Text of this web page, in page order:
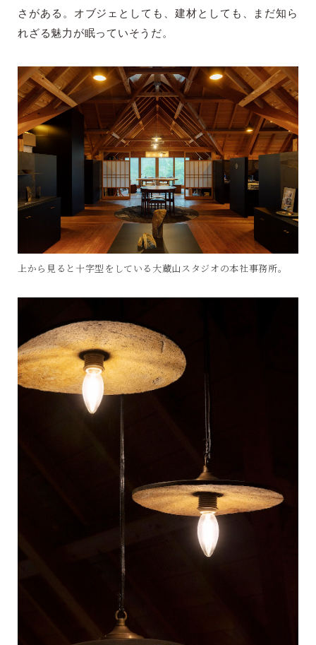
さがある。オブジェとしても、建材としても、まだ知ら
れざる魅力が眠っていそうだ。
上から見ると十字型をしている大蔵山スタジオの本社事務所。